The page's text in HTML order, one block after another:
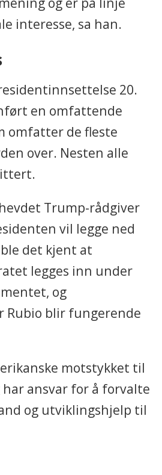
interesse, sa han.
20.
en omfattende
omfatter de fleste
over. Nesten alle
Trump-rådgiver
vil legge ned
det kjent at
legges inn under
og
Rubio blir fungerende
motstykket til
har ansvar for å forvalte
og utviklingshjelp til